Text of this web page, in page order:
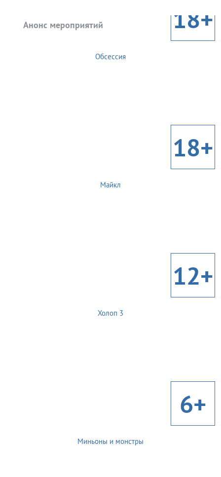
Анонс мероприятий 18+
Обсессия
18+
Майкл
12+
Холоп 3
6+
Миньоны и монстры